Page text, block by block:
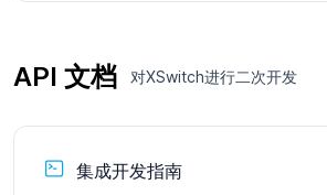
API 文档 对XSwitch进行二次开发
集成开发指南